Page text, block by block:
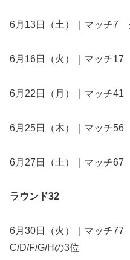
6月13日（土）｜マッチ7
6月16日（火）｜マッチ17
6月22日（月）｜マッチ41
6月25日（木）｜マッチ
6月27日（土）｜マッチ
ラウンド32
6月30日（火）｜マッチ
C/D/F/G/Hの3位